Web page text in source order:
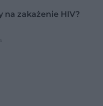
na zakażenie HIV?